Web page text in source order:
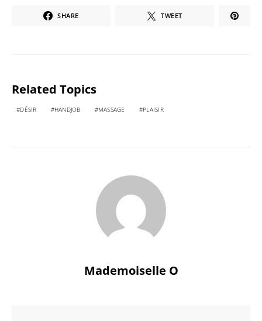
SHARE TWEET
Related Topics
DÉSIR HANDJOB MASSAGE PLAISIR
Mademoiselle O